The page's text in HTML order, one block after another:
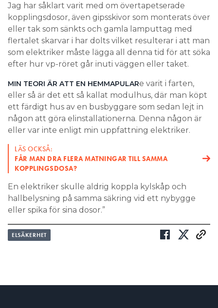
Jag har såklart varit med om övertapetserade
kopplingsdosor, även gipsskivor som monterats över
eller tak som sänkts och gamla lamputtag med
flertalet skarvar i har dolts vilket resulterar i att man
som elektriker måste lägga all denna tid för att söka
efter hur vp-röret går inuti väggen eller taket.
MIN TEORI ÄR ATT EN HEMMAPULARe varit i farten,
eller så är det ett så kallat modulhus, där man köpt
ett färdigt hus av en busbyggare som sedan lejt in
någon att göra elinstallationerna. Denna någon är
eller var inte enligt min uppfattning elektriker.
LÄS OCKSÅ:
FÅR MAN DRA FLERA MATNINGAR TILL SAMMA
KOPPLINGSDOSA?
En elektriker skulle aldrig koppla kylskåp och
hallbelysning på samma säkring vid ett nybygge
eller spika för sina dosor.”
ELSÄKERHET